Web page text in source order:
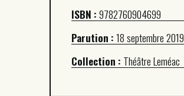
ISBN :9782760904699
Parution :18 septembre 2019
Collection : Théâtre Leméac